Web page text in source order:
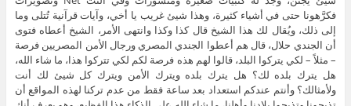
فكرَّهونا حتى في أشياء كثيرة، وهذا شيئ غريب يا أخي، وآيات قرآنية تُتلى وما
إلى ذلك، ويُقال لك هذا الشيخ قال كذا وكذا وانتهى الأمر، الشيخ أعطاه فتوى
أن الجندي حلال، قال هم أعطوا الجندي المصري ورجال الأمن المصريين فرصة
– مثلاً – لكي يتركوا البلد، قالوا لهم هذه فرصة لكم لكي تتركوا هذا، ما شاء الله،
هل يترك بلده لك؟ هل يترك بلده ويترك الأمن ويترك كل شيئ لك أنت
ولأمثالك؟ وأنتم عندكم استعداد بعد ساعة فقط من عدم تركنا لهذه المواقع أن